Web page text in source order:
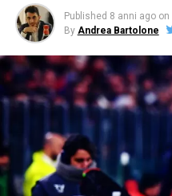
Published 8 anni ago on
By Andrea Bartolone